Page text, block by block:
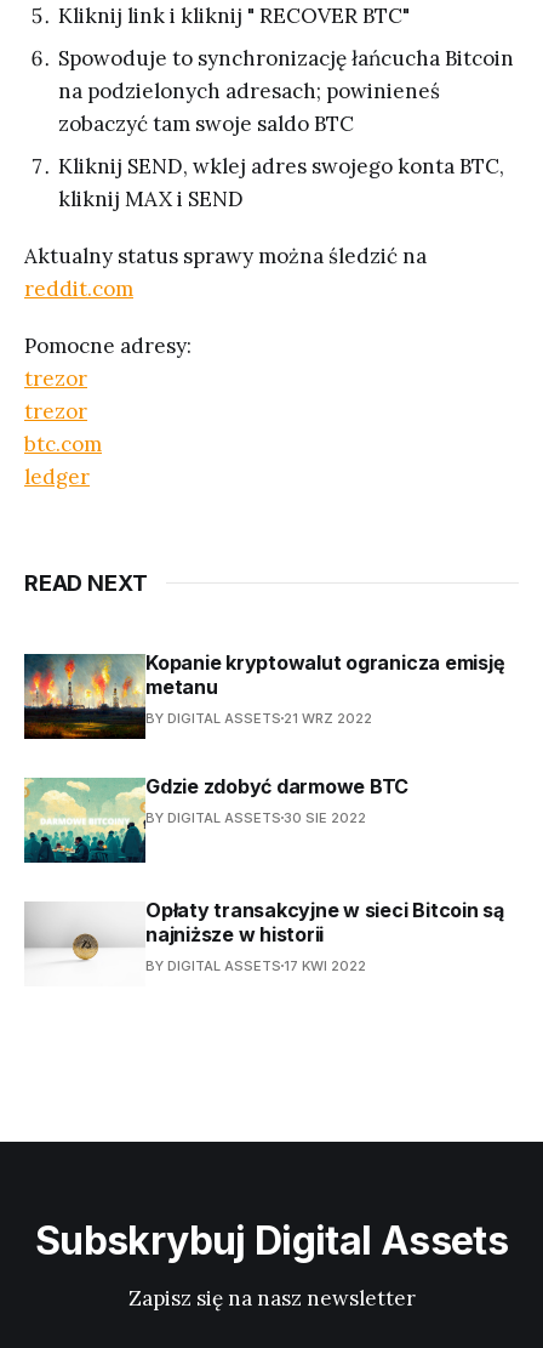
Kliknij link i kliknij " RECOVER BTC"
Spowoduje to synchronizację łańcucha Bitcoin
na podzielonych adresach; powinieneś
zobaczyć tam swoje saldo BTC
Kliknij SEND, wklej adres swojego konta BTC,
kliknij MAX i SEND
Aktualny status sprawy można śledzić na
reddit.com
Pomocne adresy:
trezor
trezor
btc.com
ledger
READ NEXT
Kopanie kryptowalut ogranicza emisję
metanu
BY DIGITAL ASSETS 21 WRZ 2022
Gdzie zdobyć darmowe BTC
BY DIGITAL ASSETS 30 SIE 2022
Opłaty transakcyjne w sieci Bitcoin są
najniższe w historii
BY DIGITAL ASSETS 17 KWI 2022
Subskrybuj Digital Assets
Zapisz się na nasz newsletter